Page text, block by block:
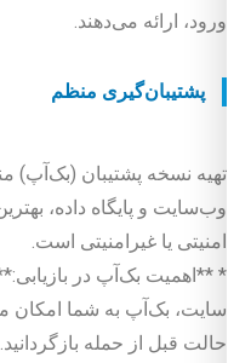
ورود، ارائه می‌دهند.
پشتیبان‌گیری منظم
تهیه نسخه پشتیبان (بک‌آپ)
وب‌سایت و پایگاه داده،
امنیتی یا غیرامنیتی است.
* **اهمیت بک‌آپ در
سایت، بک‌آپ به شما امکان
حالت قبل از حمله بازگردانید.